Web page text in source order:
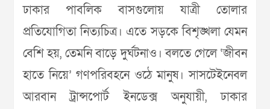
ঢাকার পাবলিক বাসগুলোয় যাত্রী তোলার
প্রতিযোগিতা নিত্যচিত্র। এতে সড়কে বিশৃঙ্খলা যেমন
বেশি হয়, তেমনি বাড়ে দুর্ঘটনাও। বলতে গেলে ‘জীবন
হাতে নিয়ে’ গণপরিবহনে ওঠে মানুষ। সাসটেইনেবল
আরবান ট্রান্সপোর্ট ইনডেক্স অনুযায়ী, ঢাকার